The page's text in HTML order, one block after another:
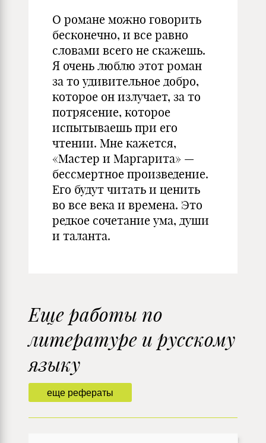
О романе можно говорить
бесконечно, и все равно
словами всего не скажешь.
Я очень люблю этот роман
за то удивительное добро,
которое он излучает, за то
потрясение, которое
испытываешь при его
чтении. Мне кажется,
«Мастер и Маргарита» —
бессмертное произведение.
Его будут читать и ценить
во все века и времена. Это
редкое сочетание ума, души
и таланта.
еще рефераты
Еще работы по
литературе и русскому
языку